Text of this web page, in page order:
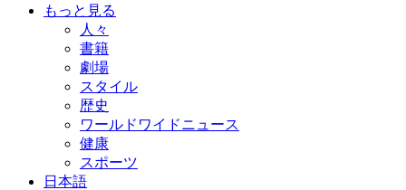
もっと見る
人々
書籍
劇場
スタイル
歴史
ワールドワイドニュース
健康
スポーツ
日本語